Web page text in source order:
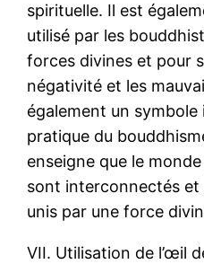
spirituelle. Il est
utilisé par les
forces divines et pour
négativité et les
également un
pratique du
enseigne que le
sont interconnectés et
unis par une force
VII. Utilisation de l’œil